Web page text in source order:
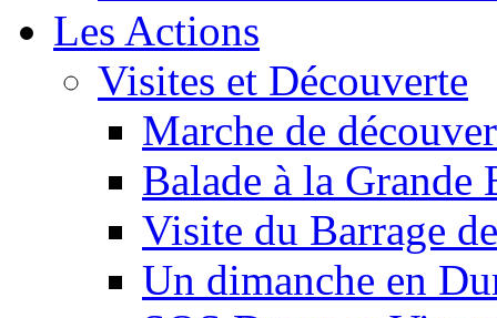
Les Actions
Visites et Découverte
Marche de
Balade à la Grande
Visite du Barrage
Un dimanche en